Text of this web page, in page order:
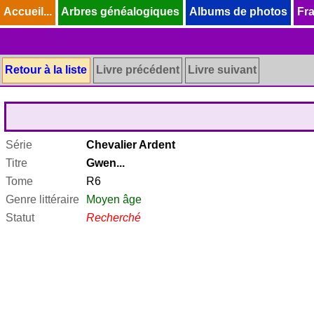
Accueil... Arbres généalogiques Albums de photos
Retour à la liste Livre précédent Livre suivant
Série
Chevalier Ardent
Titre
Gwen...
Tome
R6
Genre littéraire
Moyen âge
Statut
Recherché
Accueil... Arbres généalogiques Albums de photos